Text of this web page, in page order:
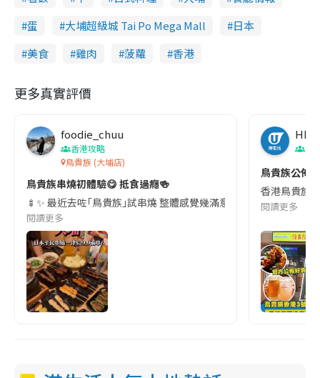
蛋
大埔超級城 Tai Po Mega Mall
日本
美食
雞肉 菠蘿 香港
更多真實評價
foodie_chuu
香港攻略
鳥貴族 (大埔店)
鳥貴族串燒初體驗😋 抵食過癮🍻
🍢✨ 最近去咗｢鳥貴族｣試串燒 整體感覺幾滿意!店內裝潢神還原
閱讀更多
HK
鳥貴族公佈
香港鳥貴族
閱讀更多